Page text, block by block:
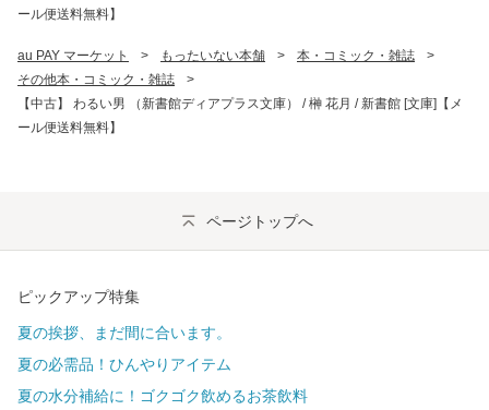
ール便送料無料】
au PAY マーケット > もったいない本舗 > 本・コミック・雑誌
>
その他本・コミック・雑誌
>
【中古】 わるい男 （新書館ディアプラス文庫） / 榊 花月 / 新書館 [文庫]【メ
ール便送料無料】
ページトップへ
ピックアップ特集
夏の挨拶、まだ間に合います。
夏の必需品！ひんやりアイテム
夏の水分補給に！ゴクゴク飲めるお茶飲料